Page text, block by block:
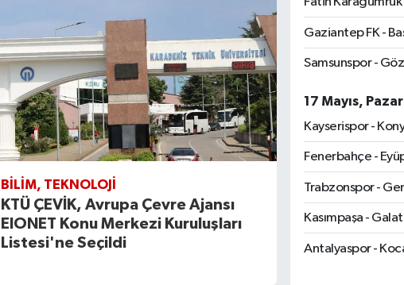
BILIM, TEKNOLOJI
KTÜ ÇEVİK, Avrupa Çevre Ajansı
EIONET Konu Merkezi Kuruluşları
Listesi'ne Seçildi
Gaziantep FK -
Samsunspor -
17 Mayıs, Pazar
Kayserispor -
Fenerbahçe -
Trabzonspor -
Kasımpaşa -
Antalyaspor -